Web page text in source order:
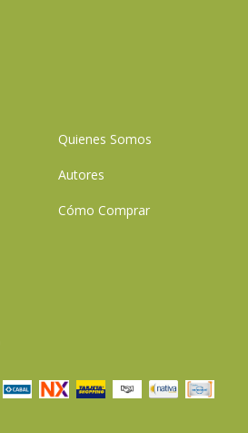
Quienes Somos
Autores
Cómo Comprar